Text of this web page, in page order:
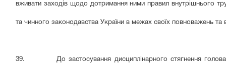
вживати заходів щодо дотримання ними правил внутрішнього
та чинного законодавства України в межах своїх повноважень та
39. До застосування дисциплінарного стягнення голова